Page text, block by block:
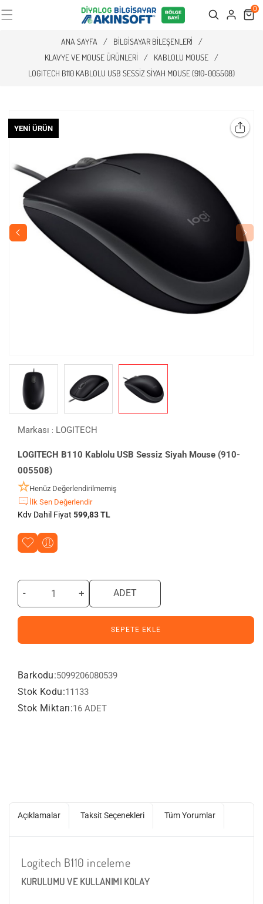
Search Cart
0
ANA SAYFA / BILGISAYAR BILEŞENLERI
/
KLAVYE VE MOUSE ÜRÜNLERI
/ KABLOLU MOUSE /
LOGITECH B110 KABLOLU USB SESSIZ SIYAH MOUSE (910-005508)
YENI ÜRÜN
Markası : LOGITECH
LOGITECH B110 Kablolu USB Sessiz Siyah Mouse (910-
005508)
Henüz Değerlendirilmemiş
İlk Sen Değerlendir
Kdv Dahil Fiyat 599,83 TL
- + ADET
SEPETE EKLE
Barkodu:5099206080539
Stok Kodu:11133
Stok Miktarı:16 ADET
Açıklamalar Taksit Seçenekleri Tüm Yorumlar
Logitech B110 inceleme
KURULUMU VE KULLANIMI KOLAY